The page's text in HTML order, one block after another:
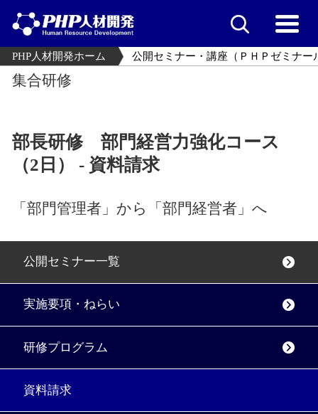
PHP人材開発ホーム 公開セミナー・講座（ＰＨＰゼミナー
集合研修
部長研修 部門経営力強化コース
（2日） - 資料請求
「部門管理者」から「部門経営者」へ
公開セミナー一覧
実施要項・ねらい
研修プログラム
資料請求